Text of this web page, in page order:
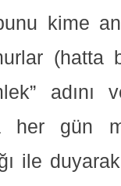
kime
(hatta
her gün
ile